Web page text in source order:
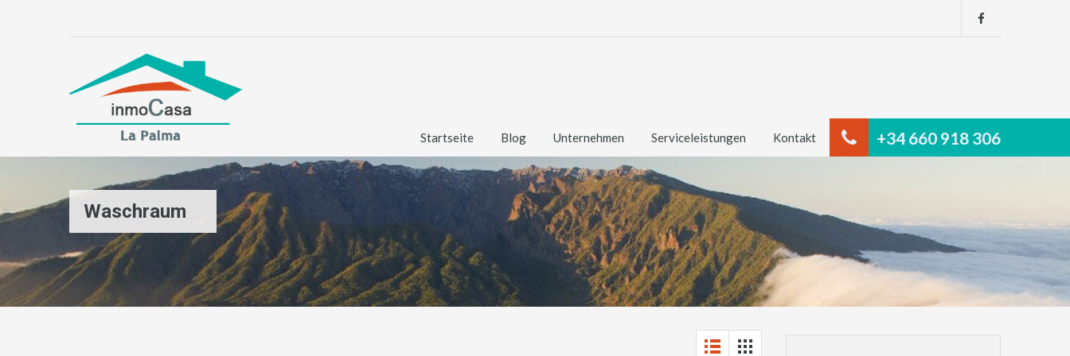
+34 660 918 306
Startseite Blog Unternehmen Serviceleistungen Kontakt
Waschraum